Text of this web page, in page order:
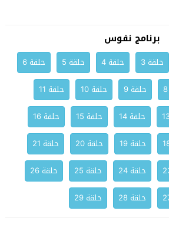
برنامج نفوس
حلقة 3 حلقة 4 حلقة 5
حلقة 6
حلقة 9 حلقة 10
حلقة 11
حلقة 14 حلقة 15
حلقة 16
حلقة 19 حلقة 20
حلقة 21
حلقة 24 حلقة 25
حلقة 26
حلقة 28 حلقة 29